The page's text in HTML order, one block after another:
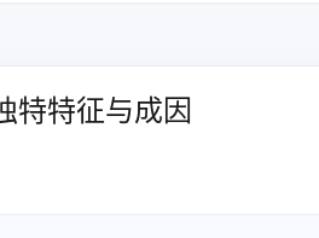
特特征与成因